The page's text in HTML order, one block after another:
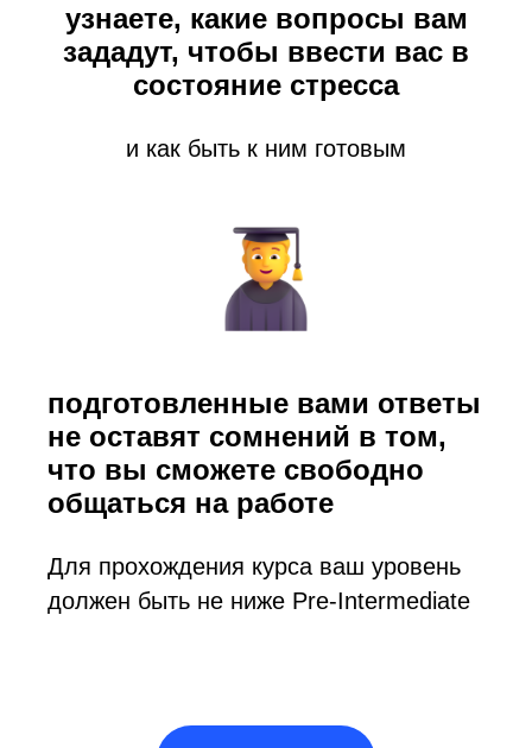
узнаете, какие вопросы вам
зададут, чтобы ввести вас в
состояние стресса
и как быть к ним готовым
подготовленные вами ответы
не оставят сомнений в том,
что вы сможете свободно
общаться на работе
Для прохождения курса ваш уровень
должен быть не ниже Pre-Intermediate